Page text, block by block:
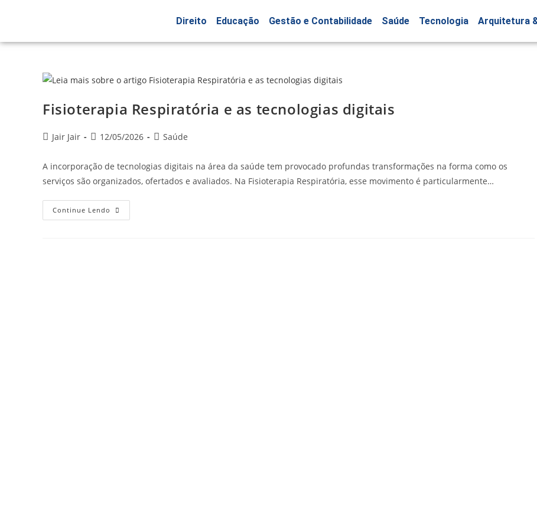
Direito Educação Gestão e Contabilidade Saúde Tecnologia Arquitetura
Fisioterapia Respiratória e as tecnologias digitais
Jair Jair 12/05/2026 Saúde
A incorporação de tecnologias digitais na área da saúde tem provocado profundas transformações na forma como os
serviços são organizados, ofertados e avaliados. Na Fisioterapia Respiratória, esse movimento é particularmente…
Continue Lendo